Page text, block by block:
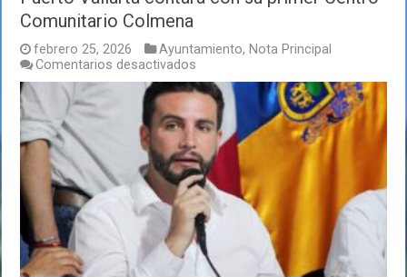
Comunitario Colmena
febrero 25, 2026 Ayuntamiento, Nota Principal
Comentarios desactivados
Puerto
Vallarta
contará
con
primer
Centro
Comunitario
Colmena